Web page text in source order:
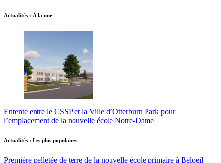
Actualités : À la une
Entente entre le CSSP et la Ville d’Otterburn Park pour
l’emplacement de la nouvelle école Notre-Dame
Actualités : Les plus populaires
Première pelletée de terre de la nouvelle école primaire à Beloeil